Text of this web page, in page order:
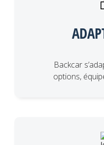
Backcar
options,